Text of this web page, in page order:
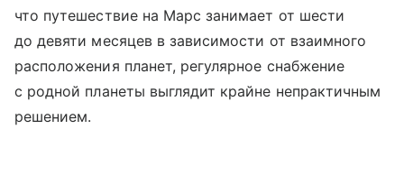
что путешествие на Марс занимает от шести
до девяти месяцев в зависимости от взаимного
расположения планет, регулярное снабжение
с родной планеты выглядит крайне непрактичным
решением.